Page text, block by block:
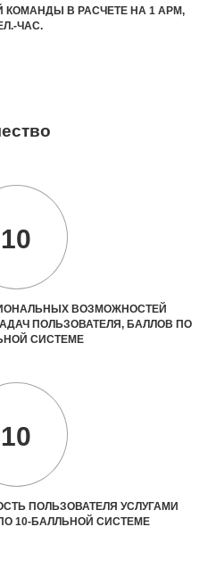
КОМАНДЫ В РАСЧЕТЕ НА 1 АРМ,
ЧАС.
10
ВОЗМОЖНОСТЕЙ
ПОЛЬЗОВАТЕЛЯ, БАЛЛОВ ПО
СИСТЕМЕ
10
ПОЛЬЗОВАТЕЛЯ УСЛУГАМИ
10-БАЛЛЬНОЙ СИСТЕМЕ